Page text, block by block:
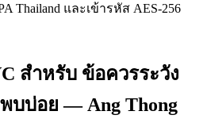
Thailand และเข้ารหัส AES-256
สำหรับ ข้อควรระวัง
บบ่อย — Ang Thong